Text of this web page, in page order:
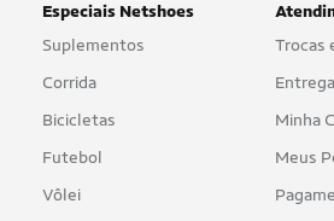
Especiais Netshoes
Suplementos
Corrida
Bicicletas
Futebol
Vôlei
Trocas
Minha
Meus